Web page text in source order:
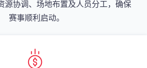
源协调、场地布置及人员分工，确保
赛事顺利启动。